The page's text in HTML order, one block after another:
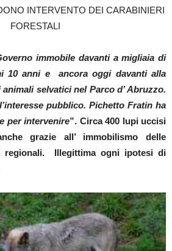
INTERVENTO DEI CARABINIERI
FORESTALI
immobile davanti a migliaia di
10 anni e ancora oggi davanti alla
selvatici nel Parco d’ Abruzzo.
pubblico. Pichetto Fratin ha
per intervenire”. Circa 400 lupi uccisi
grazie all’ immobilismo delle
regionali. Illegittima ogni ipotesi di